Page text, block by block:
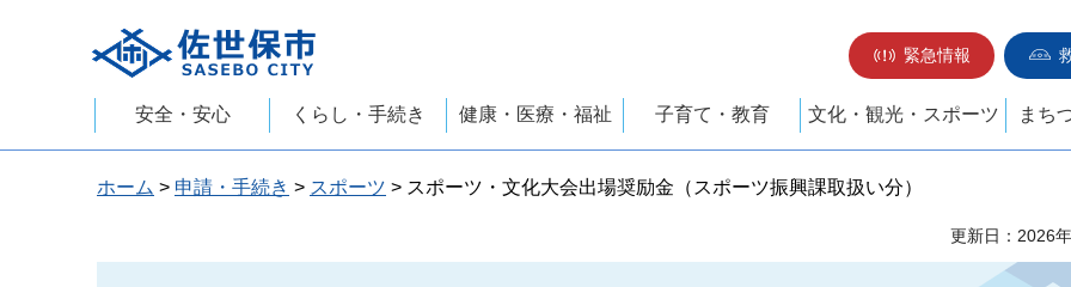
佐世保市
緊急情報
安全・安心 くらし・手続き 健康・医療・福祉 子育て・教育 文化・観光・スポーツ まち
ホーム > 申請・手続き > スポーツ > スポーツ・文化大会出場奨励金（スポーツ振興課取扱い分）
更新日：2026